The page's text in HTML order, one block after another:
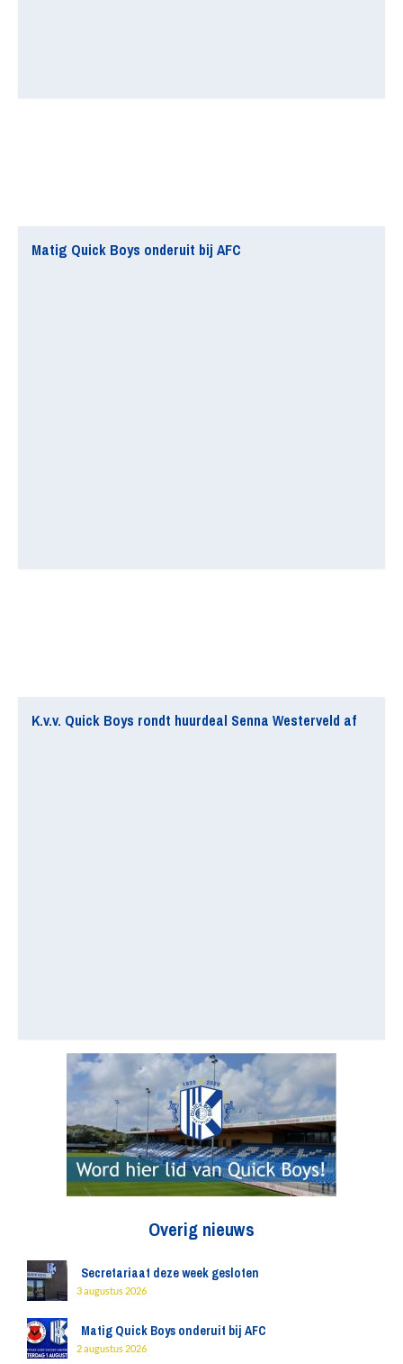
Matig Quick Boys onderuit bij AFC
K.v.v. Quick Boys rondt huurdeal Senna Westerveld af
Overig nieuws
Secretariaat deze week gesloten
3 augustus 2026
Matig Quick Boys onderuit bij AFC
2 augustus 2026